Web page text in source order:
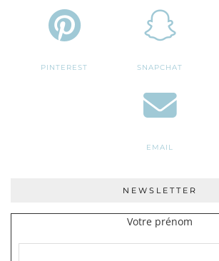
PINTEREST SNAPCHAT
EMAIL
NEWSLETTER
Votre prénom